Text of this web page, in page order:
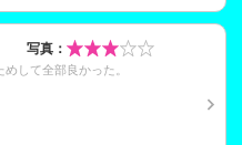
写真：
して全部良かった。